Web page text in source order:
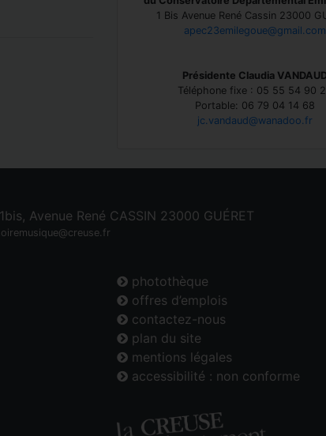
1 Bis Avenue René Cassin 23000
apec23emilegoue@gmail.com
Présidente Claudia
Téléphone fixe : 05 55 54 90
Portable: 06 79 04 14 68
jc.vandaud@wanadoo.fr
Avenue René CASSIN 23000 GUÉRET
photothèque
offres d’emplois
contactez-nous
plan du site
mentions légales
accessibilité : non conforme